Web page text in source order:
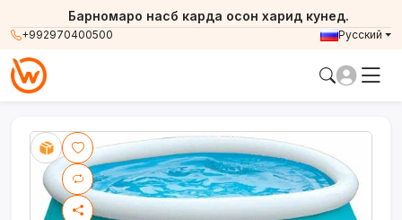
+992970400500
Барномаро насб карда осон харид кунед.
Русский